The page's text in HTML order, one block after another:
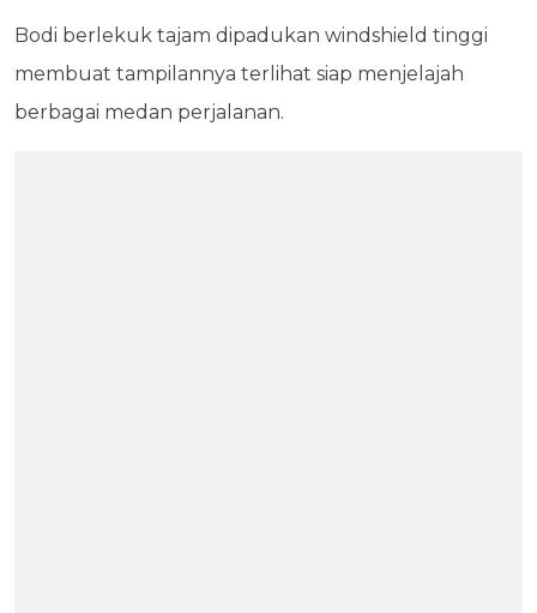
Bodi berlekuk tajam dipadukan windshield tinggi
membuat tampilannya terlihat siap menjelajah
berbagai medan perjalanan.